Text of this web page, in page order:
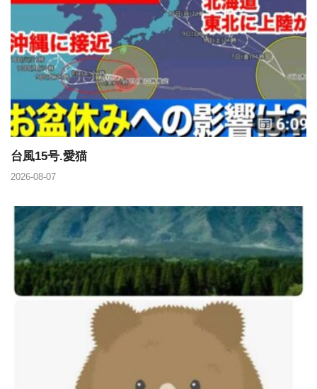
台風15号.愛猫
2026-08-07